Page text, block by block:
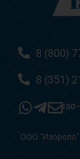
8 (800)
8 (351)
ООО "Изоролл"